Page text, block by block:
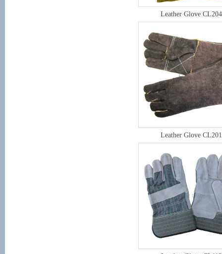
Leather Glove CL204
Leather Glove CL201